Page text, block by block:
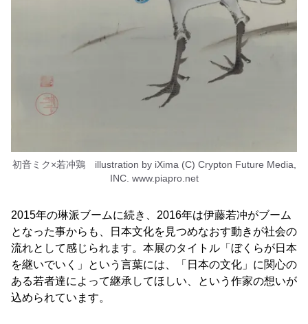
初音ミク×若冲鶏 illustration by iXima (C) Crypton Future Media,
INC. www.piapro.net
2015年の琳派ブームに続き、2016年は伊藤若冲がブーム
となった事からも、日本文化を見つめなおす動きが社会の
流れとして感じられます。本展のタイトル「ぼくらが日本
を継いでいく」という言葉には、「日本の文化」に関心の
ある若者達によって継承してほしい、という作家の想いが
込められています。